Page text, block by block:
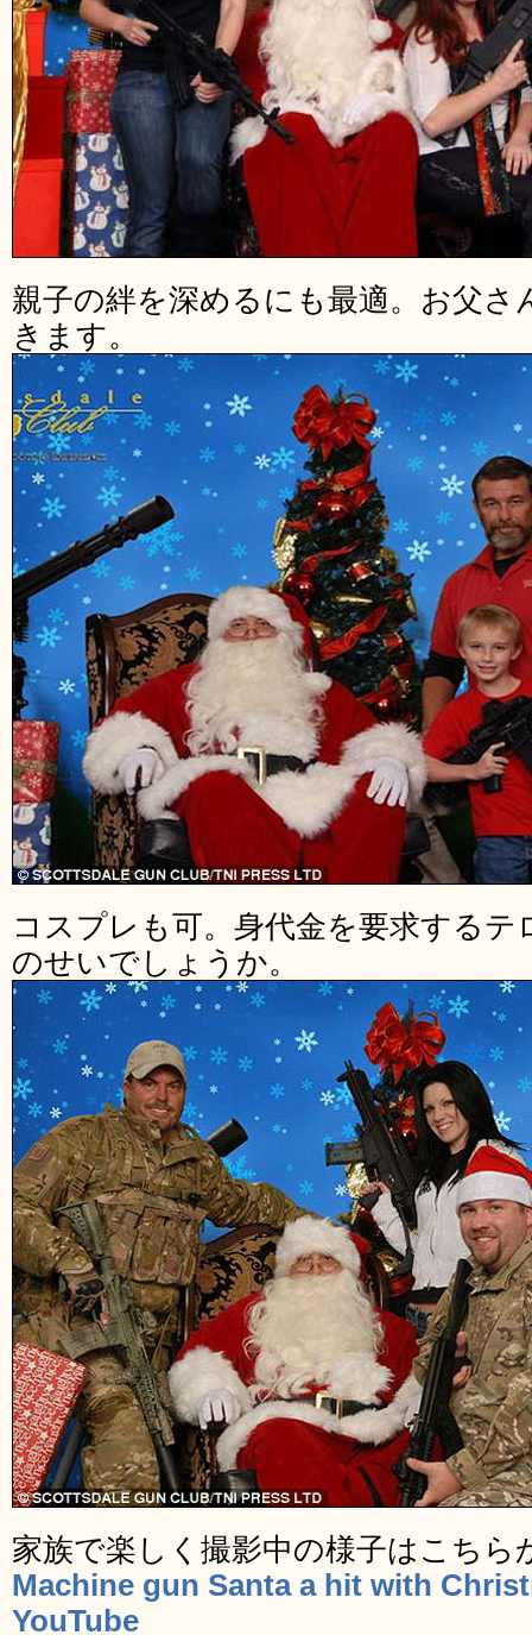
親子の絆を深めるにも最適。お父さ
きます。
コスプレも可。身代金を要求する
のせいでしょうか。
家族で楽しく撮影中の様子はこちら
Machine gun Santa a hit with
YouTube